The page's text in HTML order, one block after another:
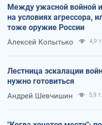
Между ужасной войной
на условиях агрессора,
тоже оружие России
Алексей Копытько 4,9 т.
Лестница эскалации
нужно готовиться
Андрей Шевчишин 5,9 т.